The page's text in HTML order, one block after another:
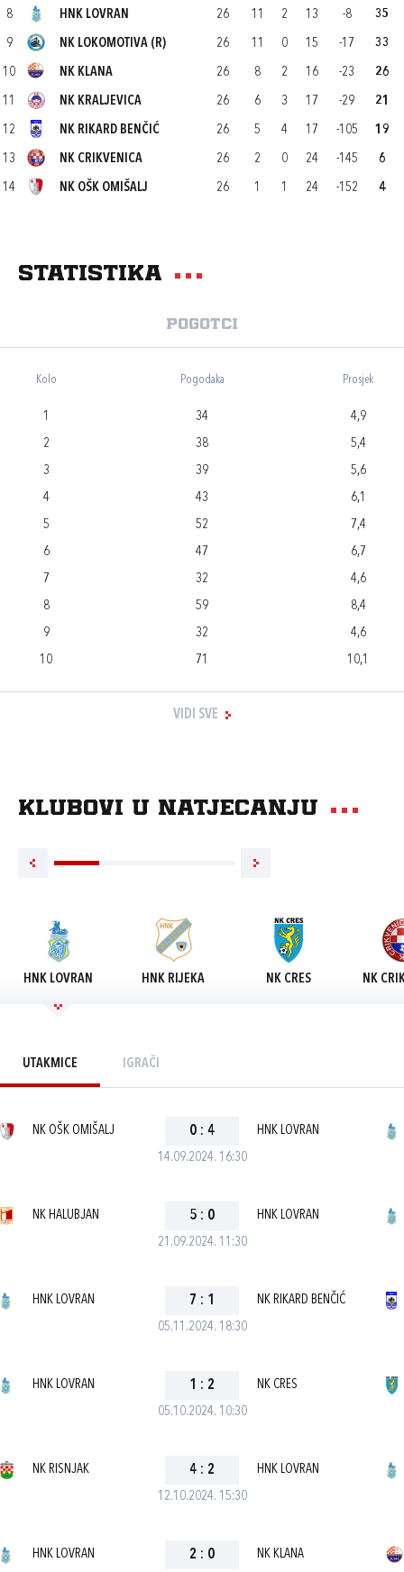
8 HNK LOVRAN 26 11 2 13 -8 35
9 NK LOKOMOTIVA (R) 26 11 0 15 -17 33
10 NK KLANA 26 8 2 16 -23 26
11 NK KRALJEVICA 26 6 3 17 -29 21
12 NK RIKARD BENČIĆ 26 5 4 17 -105 19
13 NK CRIKVENICA 26 2 0 24 -145 6
14 NK OŠK OMIŠALJ 26 1 1 24 -152 4
Statistika
Pogotci
Kolo Pogodaka Prosjek
1 34
4,9
2
38
5,4
3
39
5,6
4
43
6,1
5
52
7,4
6
47
6,7
7
32
4,6
8
59
8,4
9
32
4,6
10
71 10,1
VIDI SVE
Klubovi u natjecanju
HNK LOVRAN HNK RIJEKA NK CRES NK
UTAKMICE IGRAČI
14.09.2024. 16:30
NK OŠK OMIŠALJ 0 : 4 HNK LOVRAN
21.09.2024. 11:30
NK HALUBJAN 5 : 0 HNK LOVRAN
05.11.2024. 18:30
HNK LOVRAN 7 : 1 NK RIKARD BENČIĆ
05.10.2024. 10:30
HNK LOVRAN 1 : 2 NK CRES
12.10.2024. 15:30
NK RISNJAK 4 : 2 HNK LOVRAN
HNK LOVRAN 2 : 0 NK KLANA